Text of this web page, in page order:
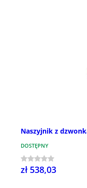
Naszyjnik z
DOSTĘPNY
zł 538,03